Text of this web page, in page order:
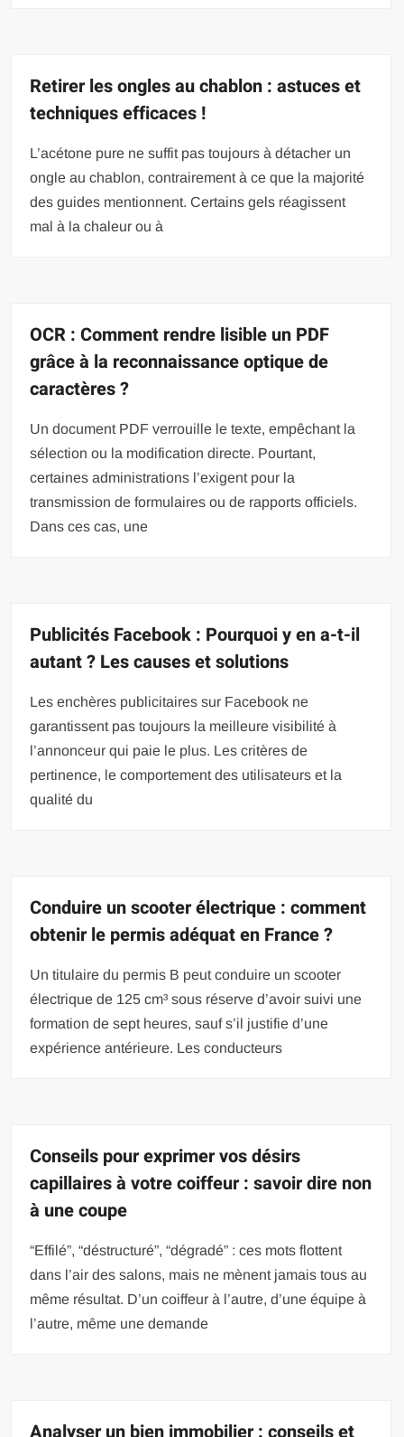
Retirer les ongles au chablon : astuces et
techniques efficaces !
L’acétone pure ne suffit pas toujours à détacher un
ongle au chablon, contrairement à ce que la majorité
des guides mentionnent. Certains gels réagissent
mal à la chaleur ou à
OCR : Comment rendre lisible un PDF
grâce à la reconnaissance optique de
caractères ?
Un document PDF verrouille le texte, empêchant la
sélection ou la modification directe. Pourtant,
certaines administrations l’exigent pour la
transmission de formulaires ou de rapports officiels.
Dans ces cas, une
Publicités Facebook : Pourquoi y en a-t-il
autant ? Les causes et solutions
Les enchères publicitaires sur Facebook ne
garantissent pas toujours la meilleure visibilité à
l’annonceur qui paie le plus. Les critères de
pertinence, le comportement des utilisateurs et la
qualité du
Conduire un scooter électrique : comment
obtenir le permis adéquat en France ?
Un titulaire du permis B peut conduire un scooter
électrique de 125 cm³ sous réserve d’avoir suivi une
formation de sept heures, sauf s’il justifie d’une
expérience antérieure. Les conducteurs
Conseils pour exprimer vos désirs
capillaires à votre coiffeur : savoir dire non
à une coupe
“Effilé”, “déstructuré”, “dégradé” : ces mots flottent
dans l’air des salons, mais ne mènent jamais tous au
même résultat. D’un coiffeur à l’autre, d’une équipe à
l’autre, même une demande